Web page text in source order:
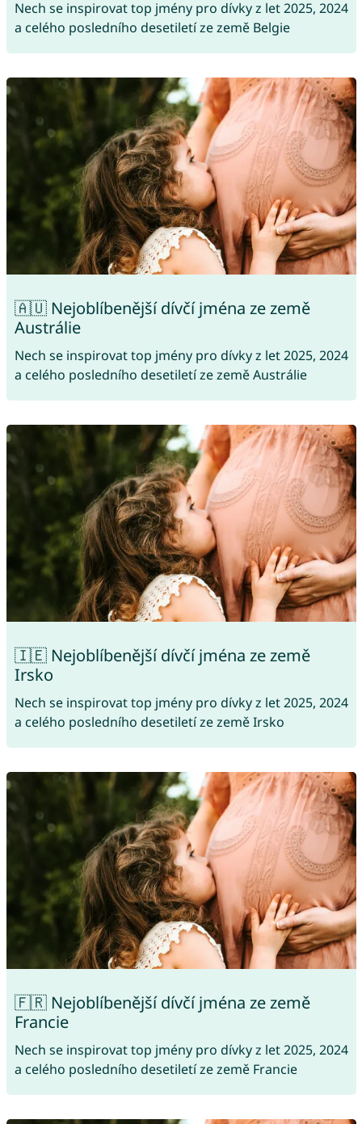
Nech se inspirovat top jmény pro dívky z let 2025, 2024
a celého posledního desetiletí ze země Belgie
🇦🇺 Nejoblíbenější dívčí jména ze země
Austrálie
Nech se inspirovat top jmény pro dívky z let 2025, 2024
a celého posledního desetiletí ze země Austrálie
🇮🇪 Nejoblíbenější dívčí jména ze země
Irsko
Nech se inspirovat top jmény pro dívky z let 2025, 2024
a celého posledního desetiletí ze země Irsko
🇫🇷 Nejoblíbenější dívčí jména ze země
Francie
Nech se inspirovat top jmény pro dívky z let 2025, 2024
a celého posledního desetiletí ze země Francie